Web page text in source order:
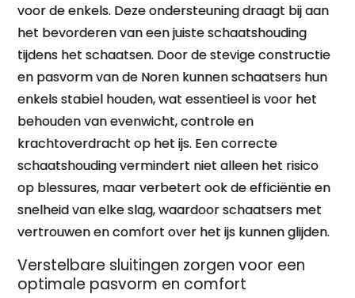
voor de enkels. Deze ondersteuning draagt bij aan
het bevorderen van een juiste schaatshouding
tijdens het schaatsen. Door de stevige constructie
en pasvorm van de Noren kunnen schaatsers hun
enkels stabiel houden, wat essentieel is voor het
behouden van evenwicht, controle en
krachtoverdracht op het ijs. Een correcte
schaatshouding vermindert niet alleen het risico
op blessures, maar verbetert ook de efficiëntie en
snelheid van elke slag, waardoor schaatsers met
vertrouwen en comfort over het ijs kunnen glijden.
Verstelbare sluitingen zorgen voor een
optimale pasvorm en comfort